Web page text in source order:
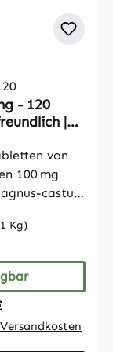
- 120
|
von
100 mg
castus)
Die
vegan
Tabletten
für
Kg)
Preis: